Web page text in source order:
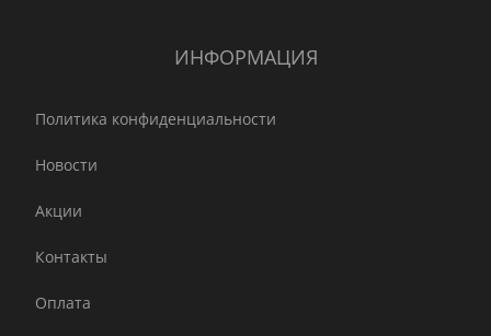
ИНФОРМАЦИЯ
Политика конфиденциальности
Новости
Акции
Контакты
Оплата